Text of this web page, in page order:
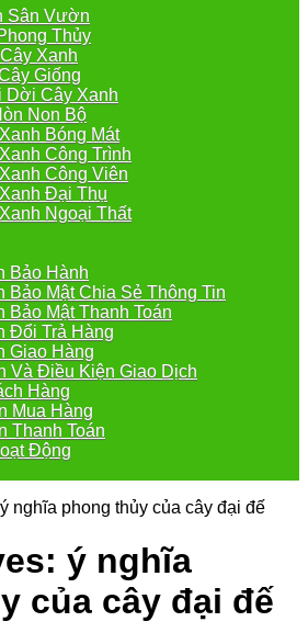
Sân Vườn
Thủy
Xanh
Giống
Dời Cây Xanh
Non Bộ
Bóng Mát
Công Trình
Công Viên
Đại Thụ
Ngoại Thất
Bảo Hành
Bảo Mật Chia Sẻ Thông Tin
Bảo Mật Thanh Toán
Đổi Trả Hàng
Giao Hàng
Và Điều Kiện Giao Dịch
Hàng
Mua Hàng
Thanh Toán
Động
nghĩa phong thủy của cây đại đế
ý nghĩa
của cây đại đế